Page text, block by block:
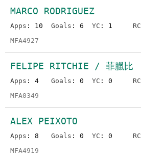
MARCO RODRIGUEZ
Apps : 10 Goals : 6 YC : 1 RC
MFA4927
FELIPE RITCHIE / 菲臘比
Apps : 4 Goals : 0 YC : 0 RC
MFA0349
ALEX PEIXOTO
Apps : 8 Goals : 0 YC : 0 RC
MFA4919